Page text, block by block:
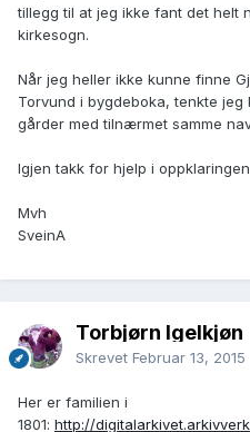
tillegg til at jeg ikke fant det helt
kirkesogn.
Når jeg heller ikke kunne finne
Torvund i bygdeboka, tenkte
gårder med tilnærmet samme
Igjen takk for hjelp i oppklaringen
Mvh
SveinA
Torbjørn Igelkjøn
Skrevet Februar 13, 2015
Her er familien i
1801: http://